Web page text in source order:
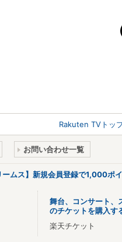
Rakuten TVトッ
お問い合わせ一覧
ームス】新規会員登録で1,000ポ
舞台、コンサート、
のチケットを購入す
楽天チケット